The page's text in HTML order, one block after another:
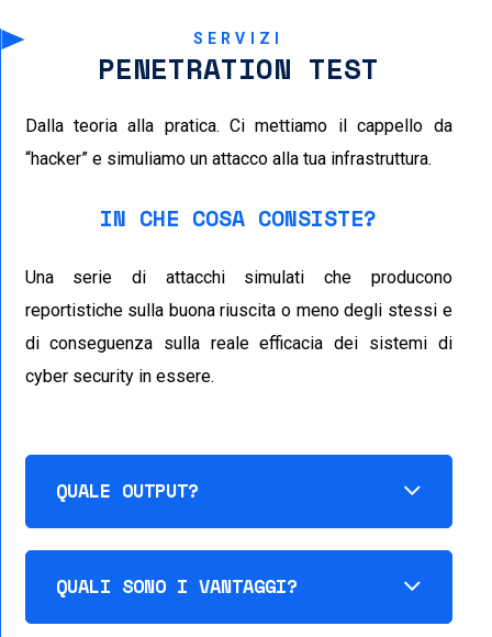
SERVIZI
PENETRATION TEST
Dalla teoria alla pratica. Ci mettiamo il cappello da
“hacker” e simuliamo un attacco alla tua infrastruttura.
IN CHE COSA CONSISTE?
Una serie di attacchi simulati che producono
reportistiche sulla buona riuscita o meno degli stessi e
di conseguenza sulla reale efficacia dei sistemi di
cyber security in essere.
QUALE OUTPUT?
QUALI SONO I VANTAGGI?